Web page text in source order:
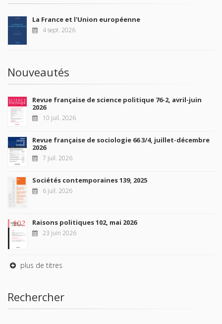
La France et l'Union européenne
4 sept. 2026
Nouveautés
Revue française de science politique 76-2, avril-juin
2026
10 juil. 2026
Revue française de sociologie 66 3/4, juillet-décembre
2026
7 juil. 2026
Sociétés contemporaines 139, 2025
6 juil. 2026
Raisons politiques 102, mai 2026
23 juin 2026
plus de titres
Rechercher